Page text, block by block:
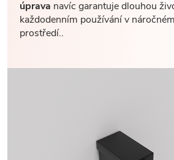
úprava navíc garantuje dlouhou
každodenním používání v
prostředí..